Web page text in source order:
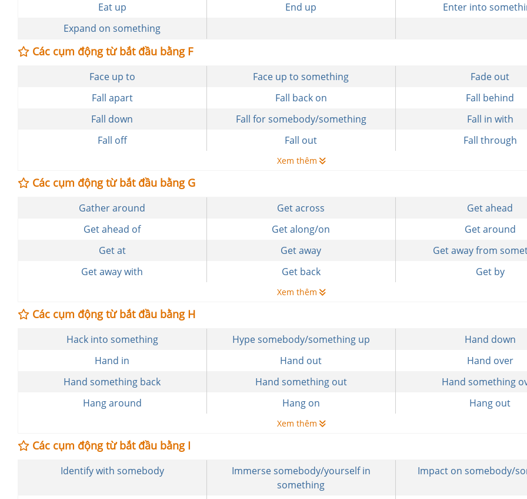
Eat up
End up
Enter into
Expand on something
Các cụm động từ bắt đầu bằng F
Face up to Face up to something
Fade out
Fall apart
Fall back on
Fall behind
Fall down
Fall for somebody/something
Fall in with
Fall off
Fall out Fall through
Xem thêm
Các cụm động từ bắt đầu bằng G
Gather around Get across
Get ahead
Get ahead of
Get along/on
Get around
Get at
Get away
Get away from
Get away with
Get back Get by
Xem thêm
Các cụm động từ bắt đầu bằng H
Hack into something Hype somebody/something up
Hand down
Hand in
Hand out
Hand over
Hand something back
Hand something out
Hand something
Hang around
Hang on Hang out
Xem thêm
Các cụm động từ bắt đầu bằng I
Identify with somebody
Immerse somebody/yourself in
something
Impact on somebody/